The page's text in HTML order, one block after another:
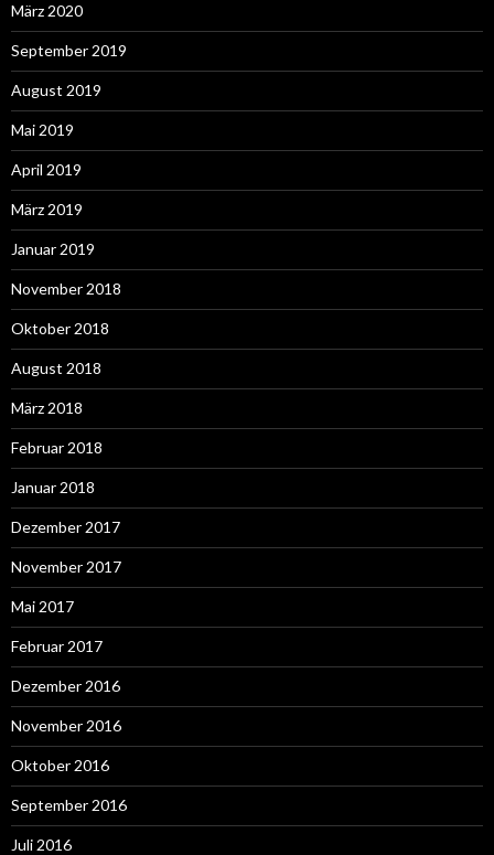
März 2020
September 2019
August 2019
Mai 2019
April 2019
März 2019
Januar 2019
November 2018
Oktober 2018
August 2018
März 2018
Februar 2018
Januar 2018
Dezember 2017
November 2017
Mai 2017
Februar 2017
Dezember 2016
November 2016
Oktober 2016
September 2016
Juli 2016